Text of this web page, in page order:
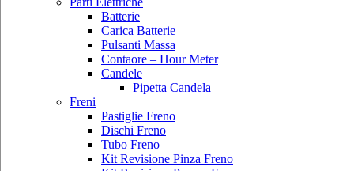
Batterie
Carica Batterie
Pulsanti Massa
Contaore – Hour Meter
Candele
Pipetta Candela
Freni
Pastiglie Freno
Dischi Freno
Tubo Freno
Kit Revisione Pinza Freno